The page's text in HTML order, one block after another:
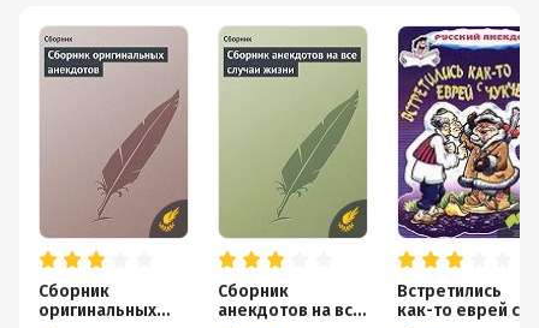
Сборник
оригинальных
Сборник
анекдотов на все
Встретились
как-то еврей с